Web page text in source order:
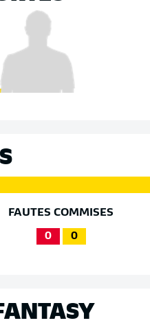
FAUTES COMMISES
0 0